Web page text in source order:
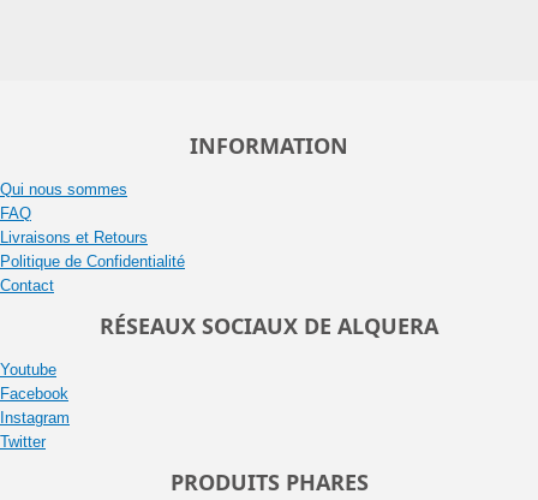
INFORMATION
Qui nous sommes
FAQ
Livraisons et Retours
Politique de Confidentialité
Contact
RÉSEAUX SOCIAUX DE ALQUERA
Youtube
Facebook
Instagram
Twitter
PRODUITS PHARES